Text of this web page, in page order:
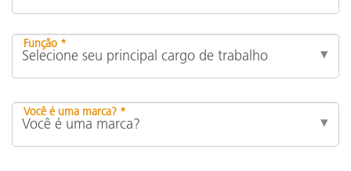
Função *
Você é uma marca? *